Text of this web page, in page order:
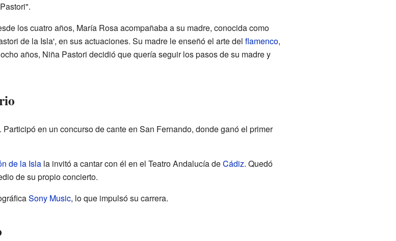
los cuatro años, María Rosa acompañaba a su madre, conocida como
de la Isla', en sus actuaciones. Su madre le enseñó el arte del flamenco,
años, Niña Pastori decidió que quería seguir los pasos de su madre y
en un concurso de cante en San Fernando, donde ganó el primer
de la Islala invitó a cantar con él en el Teatro Andalucía deCádiz. Quedó
de su propio concierto.
Sony Music, lo que impulsó su carrera.